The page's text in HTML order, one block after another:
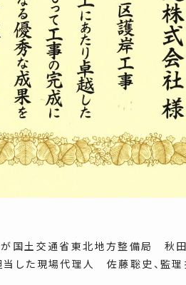
が国土交通省東北地方整備局 秋
当した現場代理人 佐藤聡史、監